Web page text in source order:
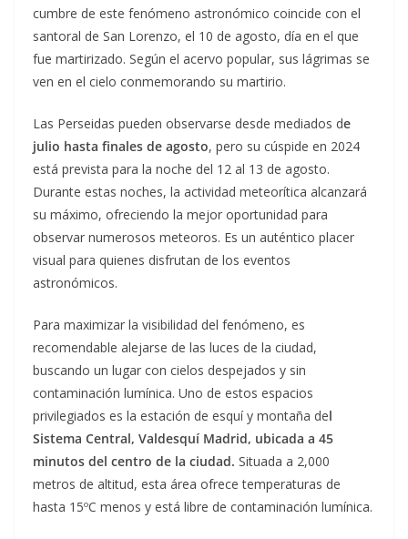
cumbre de este fenómeno astronómico coincide con el
santoral de San Lorenzo, el 10 de agosto, día en el que
fue martirizado. Según el acervo popular, sus lágrimas se
ven en el cielo conmemorando su martirio.
Las Perseidas pueden observarse desde mediados de
julio hasta finales de agosto, pero su cúspide en 2024
está prevista para la noche del 12 al 13 de agosto.
Durante estas noches, la actividad meteorítica alcanzará
su máximo, ofreciendo la mejor oportunidad para
observar numerosos meteoros. Es un auténtico placer
visual para quienes disfrutan de los eventos
astronómicos.
Para maximizar la visibilidad del fenómeno, es
recomendable alejarse de las luces de la ciudad,
buscando un lugar con cielos despejados y sin
contaminación lumínica. Uno de estos espacios
privilegiados es la estación de esquí y montaña del
Sistema Central, Valdesquí Madrid, ubicada a 45
minutos del centro de la ciudad. Situada a 2,000
metros de altitud, esta área ofrece temperaturas de
hasta 15ºC menos y está libre de contaminación lumínica.